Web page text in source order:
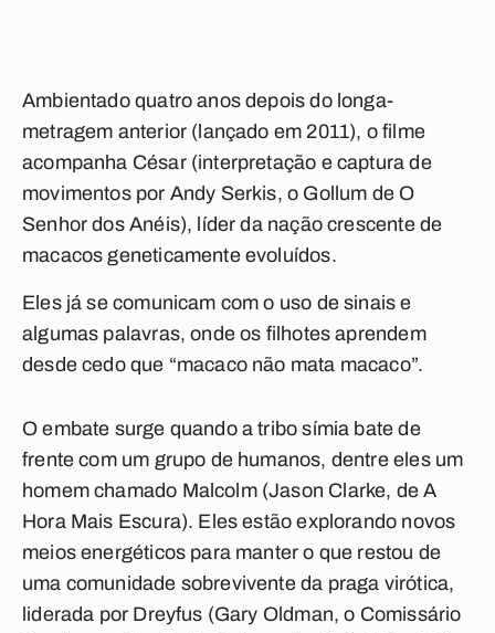
Ambientado quatro anos depois do longa-
metragem anterior (lançado em 2011), o filme
acompanha César (interpretação e captura de
movimentos por Andy Serkis, o Gollum de O
Senhor dos Anéis), líder da nação crescente de
macacos geneticamente evoluídos.
Eles já se comunicam com o uso de sinais e
algumas palavras, onde os filhotes aprendem
desde cedo que “macaco não mata macaco”.
O embate surge quando a tribo símia bate de
frente com um grupo de humanos, dentre eles um
homem chamado Malcolm (Jason Clarke, de A
Hora Mais Escura). Eles estão explorando novos
meios energéticos para manter o que restou de
uma comunidade sobrevivente da praga virótica,
liderada por Dreyfus (Gary Oldman, o Comissário